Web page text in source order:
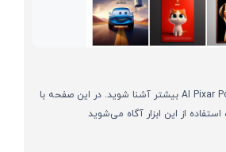
با هوش مصنوعی AI Pixar Posters بیشتر آشنا شوید. در این صفحه با
استفاده از این ابزار آگاه می‌شوید